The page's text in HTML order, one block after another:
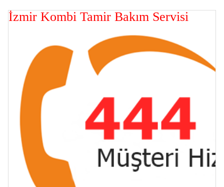
İzmir Kombi Tamir Bakım Servisi